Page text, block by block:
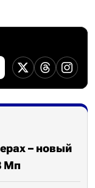
– новый
Мп